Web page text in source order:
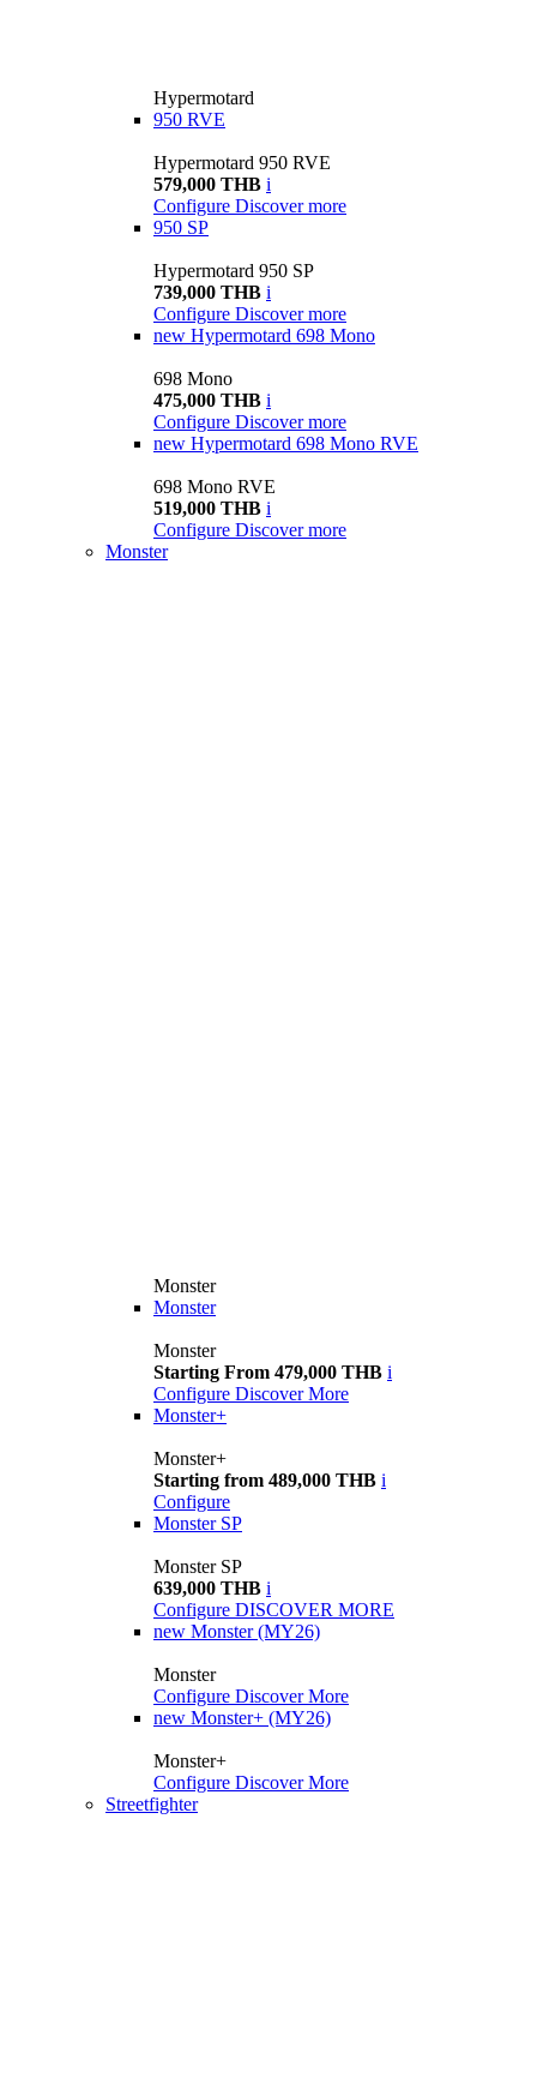
Hypermotard
950 RVE
Hypermotard 950 RVE
579,000 THB i
Configure Discover more
950 SP
Hypermotard 950 SP
739,000 THB i
Configure Discover more
new Hypermotard 698 Mono
698 Mono
475,000 THB i
Configure Discover more
new Hypermotard 698 Mono RVE
698 Mono RVE
519,000 THB i
Configure Discover more
Monster
Monster
Monster
Monster
Starting From 479,000 THB i
Configure Discover More
Monster+
Monster+
Starting from 489,000 THB i
Configure
Monster SP
Monster SP
639,000 THB i
Configure DISCOVER MORE
new Monster (MY26)
Monster
Configure Discover More
new Monster+ (MY26)
Monster+
Configure Discover More
Streetfighter